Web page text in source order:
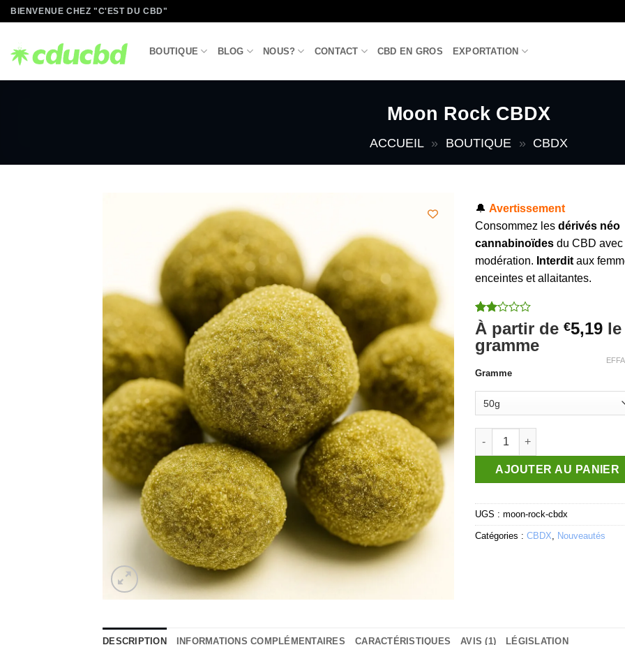
Passer
au
contenu
BIENVENUE CHEZ "C'EST DU CBD"
BOUTIQUE BLOG NOUS? CONTACT CBD EN GROS EXPORTATION
Moon Rock CBDX
ACCUEIL » BOUTIQUE » CBDX
🔔Avertissement
Consommez lesdérivés néo
cannabinoïdes du CBD avec
modération. Interdit aux
enceintes et allaitantes.
Noté
2
sur
5
basé
sur
1
notation
client
À partir de€5,19 le
gramme
Gramme
quantité de Moon Rock CBDX
AJOUTER AU PANIER
UGS :moon-rock-cbdx
Catégories :CBDX Nouveautés
DESCRIPTION INFORMATIONS COMPLÉMENTAIRES CARACTÉRISTIQUES AVIS (1) LÉGISLATION